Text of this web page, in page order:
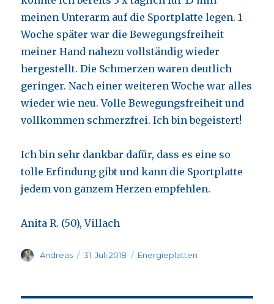
meinen Unterarm auf die Sportplatte legen. 1
Woche später war die Bewegungsfreiheit
meiner Hand nahezu vollständig wieder
hergestellt. Die Schmerzen waren deutlich
geringer. Nach einer weiteren Woche war alles
wieder wie neu. Volle Bewegungsfreiheit und
vollkommen schmerzfrei. Ich bin begeistert!
Ich bin sehr dankbar dafür, dass es eine so
tolle Erfindung gibt und kann die Sportplatte
jedem von ganzem Herzen empfehlen.
Anita R. (50), Villach
Autor
Andreas
Veröffentlicht
31. Juli 2018 Kategorien
Energieplatten